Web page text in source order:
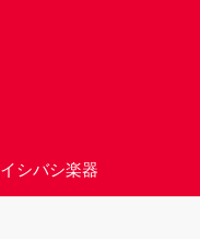
イシバシ楽器